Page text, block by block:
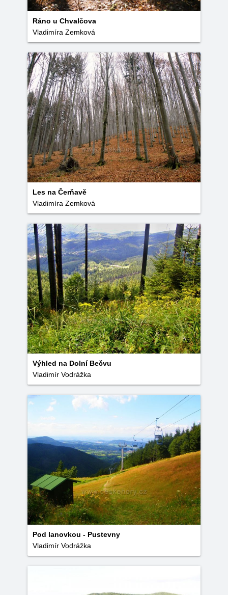
Ráno u Chvalčova
Vladimíra Zemková
Les na Čerňavě
Vladimíra Zemková
Výhled na Dolní Bečvu
Vladimír Vodrážka
Pod lanovkou - Pustevny
Vladimír Vodrážka